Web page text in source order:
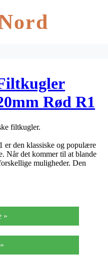
Rød R1
10 stk
filtkugler.
er den klassiske og populære
Når det kommer til at blande
muligheder. Den
»